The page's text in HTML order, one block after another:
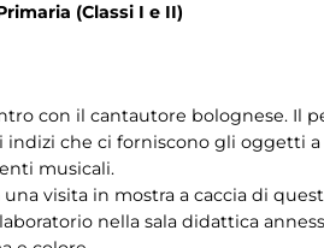
(Classi I e II)
con il cantautore bolognese. Il
che ci forniscono gli oggetti
musicali.
visita in mostra a caccia di
nella sala didattica